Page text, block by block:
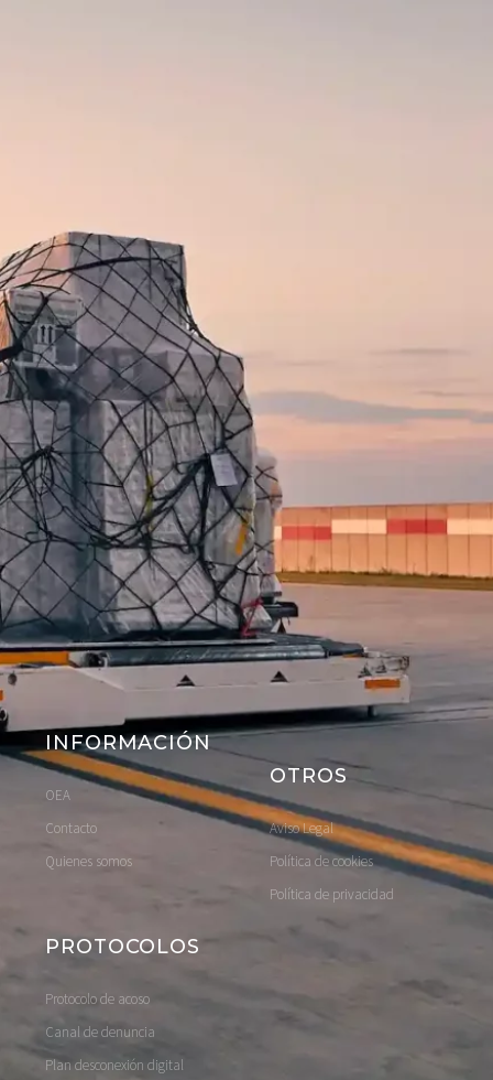
INFORMACIÓN
OEA
Contacto
Quienes somos
OTROS
Aviso Legal
Política de cookies
Política de privacidad
PROTOCOLOS
Protocolo de acoso
Canal de denuncia
Plan desconexión digital